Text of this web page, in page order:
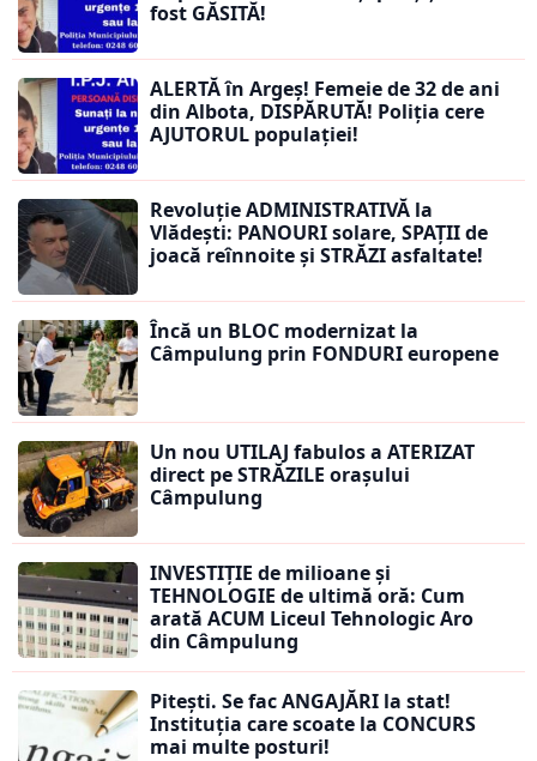
fost GĂSITĂ!
ALERTĂ în Argeș! Femeie de 32 de ani
din Albota, DISPĂRUTĂ! Poliția cere
AJUTORUL populației!
Revoluție ADMINISTRATIVĂ la
Vlădești: PANOURI solare, SPAȚII de
joacă reînnoite și STRĂZI asfaltate!
Încă un BLOC modernizat la
Câmpulung prin FONDURI europene
Un nou UTILAJ fabulos a ATERIZAT
direct pe STRĂZILE orașului
Câmpulung
INVESTIȚIE de milioane și
TEHNOLOGIE de ultimă oră: Cum
arată ACUM Liceul Tehnologic Aro
din Câmpulung
Pitești. Se fac ANGAJĂRI la stat!
Instituția care scoate la CONCURS
mai multe posturi!